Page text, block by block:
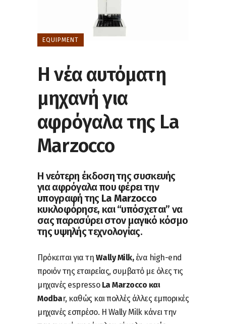
EQUIPMENT
H νέα αυτόματη
μηχανή για
αφρόγαλα της La
Marzocco
Η νεότερη έκδοση της συσκευής
για αφρόγαλα που φέρει την
υπογραφή της La Marzocco
κυκλοφόρησε, και “υπόσχεται” να
σας παρασύρει στον μαγικό κόσμο
της υψηλής τεχνολογίας.
Πρόκειται για τη Wally Milk,ένα high-end
προιόν της εταιρείας, συμβατό με όλες τις
μηχανές espresso La Marzocco και
Modbar, καθώς και πολλές άλλες εμπορικές
μηχανές εσπρέσο. Η Wally Milk κάνει την